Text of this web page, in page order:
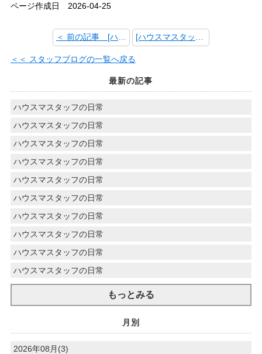
ページ作成日 2026-04-25
＜＜ スタッフブログの一覧へ戻る
最新の記事
ハウスマスタッフの日常
ハウスマスタッフの日常
ハウスマスタッフの日常
ハウスマスタッフの日常
ハウスマスタッフの日常
ハウスマスタッフの日常
ハウスマスタッフの日常
ハウスマスタッフの日常
ハウスマスタッフの日常
ハウスマスタッフの日常
もっとみる
月別
2026年08月(3)